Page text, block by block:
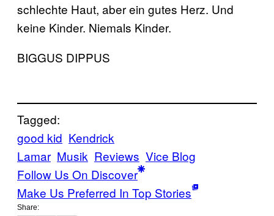
schlechte Haut, aber ein gutes Herz. Und
keine Kinder. Niemals Kinder.
BIGGUS DIPPUS
Tagged:
good kid Kendrick
Lamar Musik Reviews Vice Blog
Follow Us On Discover
Make Us Preferred In Top Stories
Share: